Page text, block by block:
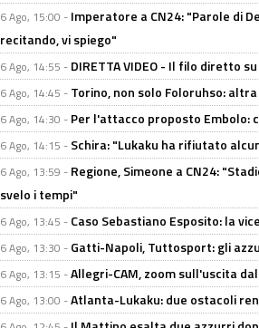
6 Ago, 15:00 - Imperatore a CN24: "Parole di
recitando, vi spiego"
6 Ago, 14:55 - DIRETTA VIDEO - Il filo diretto
6 Ago, 14:45 - Torino, non solo Foloruhso:
6 Ago, 14:30 - Per l'attacco proposto Embolo:
6 Ago, 14:15 - Schira: "Lukaku ha rifiutato
6 Ago, 13:59 - Regione, Simeone a CN24:
svelo i tempi"
6 Ago, 13:45 - Caso Sebastiano Esposito: la
6 Ago, 13:30 - Gatti-Napoli, Tuttosport: gli
6 Ago, 13:15 -Allegri-CAM, zoom sull'uscita
6 Ago, 13:00 -Atlanta-Lukaku: due ostacoli